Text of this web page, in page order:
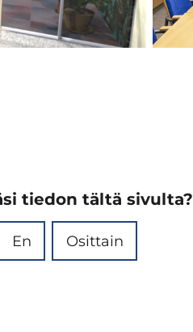
tiedon tältä sivulta?
En Osittain